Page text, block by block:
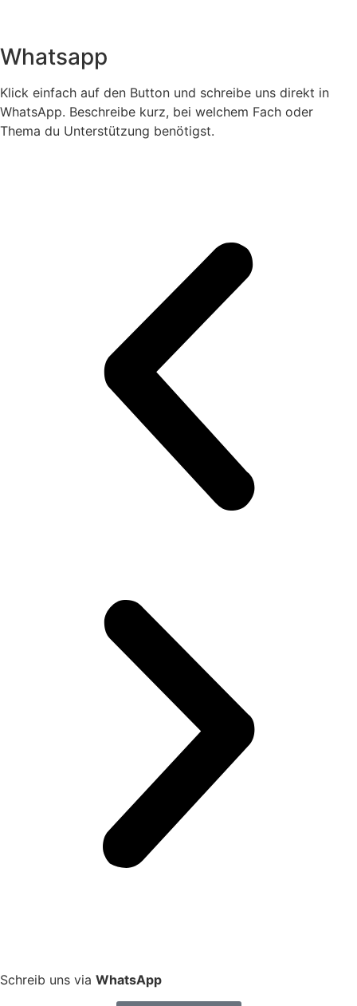
Whatsapp
Klick einfach auf den Button und schreibe uns direkt in
WhatsApp. Beschreibe kurz, bei welchem Fach oder
Thema du Unterstützung benötigst.
Schreib uns via WhatsApp